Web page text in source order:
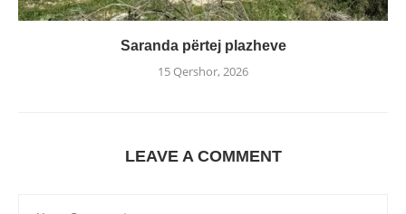
Saranda përtej plazheve
15 Qershor, 2026
LEAVE A COMMENT